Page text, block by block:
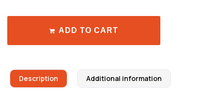
ADD TO CART
Description Additional information